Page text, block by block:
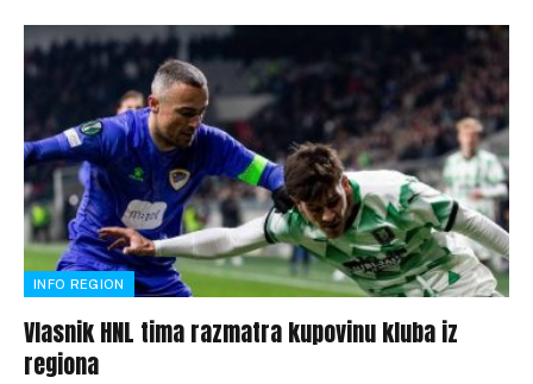
INFO REGION
Vlasnik HNL tima razmatra kupovinu kluba iz
regiona